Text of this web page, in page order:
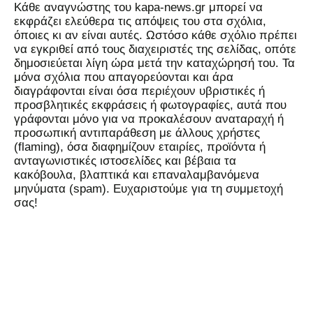
Kάθε αναγνώστης του kapa-news.gr μπορεί να
εκφράζει ελεύθερα τις απόψεις του στα σχόλια,
όποιες κι αν είναι αυτές. Ωστόσο κάθε σχόλιο πρέπει
να εγκριθεί από τους διαχειριστές της σελίδας, οπότε
δημοσιεύεται λίγη ώρα μετά την καταχώρησή του. Τα
μόνα σχόλια που απαγορεύονται και άρα
διαγράφονται είναι όσα περιέχουν υβριστικές ή
προσβλητικές εκφράσεις ή φωτογραφίες, αυτά που
γράφονται μόνο για να προκαλέσουν αναταραχή ή
προσωπική αντιπαράθεση με άλλους χρήστες
(flaming), όσα διαφημίζουν εταιρίες, προϊόντα ή
ανταγωνιστικές ιστοσελίδες και βέβαια τα
κακόβουλα, βλαπτικά και επαναλαμβανόμενα
μηνύματα (spam). Ευχαριστούμε για τη συμμετοχή
σας!